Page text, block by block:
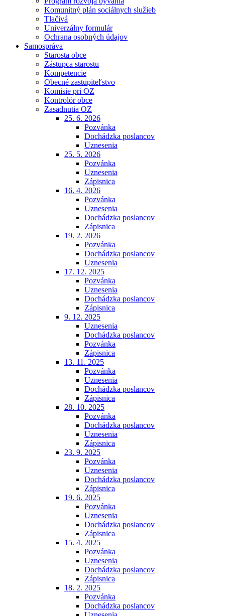
Komunitný plán sociálnych služieb
Tlačivá
Univerzálny formulár
Ochrana osobných údajov
Samospráva
Starosta obce
Zástupca starostu
Kompetencie
Obecné zastupiteľstvo
Komisie pri OZ
Kontrolór obce
Zasadnutia OZ
25. 6. 2026
Pozvánka
Dochádzka poslancov
Uznesenia
25. 5. 2026
Pozvánka
Uznesenia
Zápisnica
16. 4. 2026
Pozvánka
Uznesenia
Dochádzka poslancov
Zápisnica
19. 2. 2026
Pozvánka
Dochádzka poslancov
Uznesenia
17. 12. 2025
Pozvánka
Uznesenia
Dochádzka poslancov
Zápisnica
9. 12. 2025
Uznesenia
Dochádzka poslancov
Pozvánka
Zápisnica
13. 11. 2025
Pozvánka
Uznesenia
Dochádzka poslancov
Zápisnica
28. 10. 2025
Pozvánka
Dochádzka poslancov
Uznesenia
Zápisnica
23. 9. 2025
Pozvánka
Uznesenia
Dochádzka poslancov
Zápisnica
19. 6. 2025
Pozvánka
Uznesenia
Dochádzka poslancov
Zápisnica
15. 4. 2025
Pozvánka
Uznesenia
Dochádzka poslancov
Zápisnica
18. 2. 2025
Pozvánka
Dochádzka poslancov